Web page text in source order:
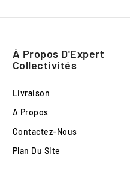
À Propos D'Expert
Collectivités
Livraison
A Propos
Contactez-Nous
Plan Du Site